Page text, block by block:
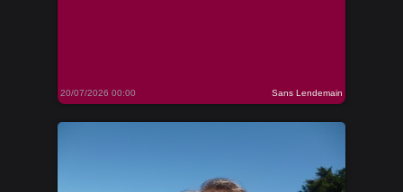
20/07/2026 00:00 Sans Lendemain